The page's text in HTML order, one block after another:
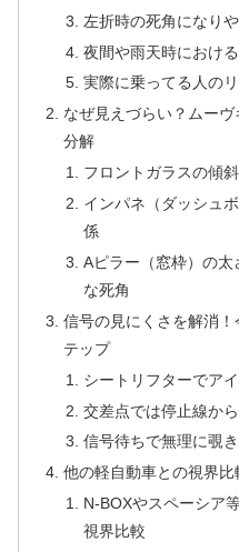
左折時の死角になり
夜間や雨天時におけ
実際に乗ってる人の
なぜ見えづらい？ムー
分解
フロントガラスの傾
インパネ（ダッシュ
係
Aピラー（窓枠）の
な死角
信号の見にくさを解消
テップ
シートリフターでア
交差点では停止線か
信号待ちで無理に覗
他の軽自動車との視界
N-BOXやスペーシア
視界比較